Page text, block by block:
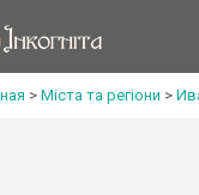
> Міста та регіони >